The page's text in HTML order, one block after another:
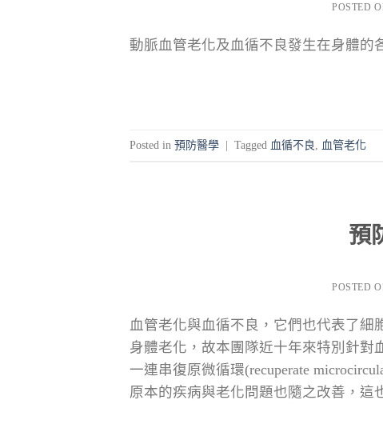
POSTED
動脈血管老化及血循不良發生在身體的
Posted in 預防醫學 | Tagged 血循不良, 血管老化
預
POSTED
血管老化與血循不良，它們也代表了
身體老化，故本團隊近十年來特別針
一連串復原微循環(recuperate
原本的疾病與老化問題也隨之改善，這